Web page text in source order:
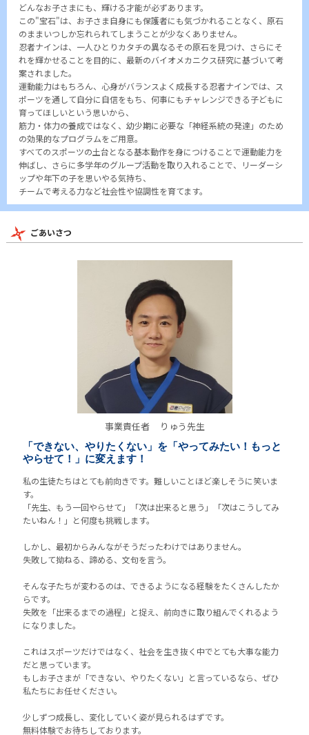
どんなお子さまにも、輝ける才能が必ずあります。
この"宝石"は、お子さま自身にも保護者にも気づかれることなく、原石
のままいつしか忘れられてしまうことが少なくありません。
忍者ナインは、一人ひとりカタチの異なるその原石を見つけ、さらにそ
れを輝かせることを目的に、最新のバイオメカニクス研究に基づいて考
案されました。
運動能力はもちろん、心身がバランスよく成長する忍者ナインでは、ス
ポーツを通して自分に自信をもち、何事にもチャレンジできる子どもに
育ってほしいという思いから、
筋力・体力の養成ではなく、幼少期に必要な「神経系統の発達」のため
の効果的なプログラムをご用意。
すべてのスポーツの土台となる基本動作を身につけることで運動能力を
伸ばし、さらに多学年のグループ活動を取り入れることで、リーダーシ
ップや年下の子を思いやる気持ち、
チームで考える力など社会性や協調性を育てます。
ごあいさつ
事業責任者 りゅう先生
「できない、やりたくない」を「やってみたい！もっと
やらせて！」に変えます！
私の生徒たちはとても前向きです。難しいことほど楽しそうに笑いま
す。
「先生、もう一回やらせて」「次は出来ると思う」「次はこうしてみ
たいねん！」と何度も挑戦します。
しかし、最初からみんながそうだったわけではありません。
失敗して拗ねる、諦める、文句を言う。
そんな子たちが変わるのは、できるようになる経験をたくさんしたか
らです。
失敗を「出来るまでの過程」と捉え、前向きに取り組んでくれるよう
になりました。
これはスポーツだけではなく、社会を生き抜く中でとても大事な能力
だと思っています。
もしお子さまが「できない、やりたくない」と言っているなら、ぜひ
私たちにお任せください。
少しずつ成長し、変化していく姿が見られるはずです。
無料体験でお待ちしております。